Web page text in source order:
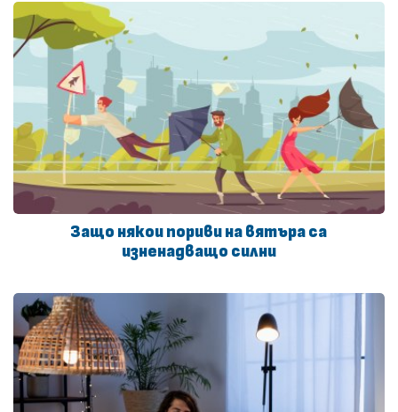
Защо някои пориви на вятъра са
изненадващо силни